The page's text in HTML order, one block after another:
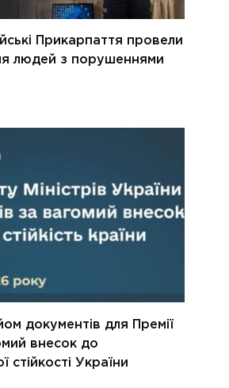
Прикарпаття провели
людей з порушеннями
документів для Премії
внесок до
стійкості України